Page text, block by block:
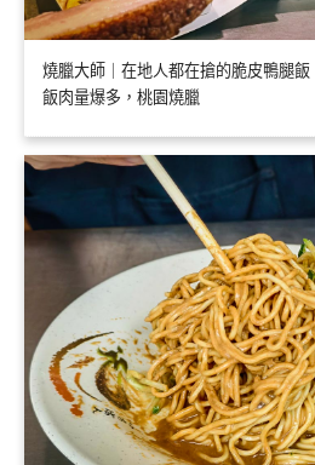
燒臘大師｜在地人都在搶的脆皮鴨腿
飯肉量爆多，桃園燒臘